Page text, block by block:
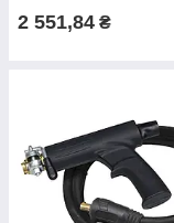
2 551,84 ₴